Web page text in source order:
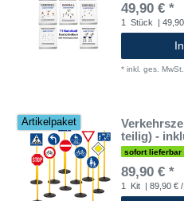
49,90 € *
1 Stück |
* inkl. ges. MwSt.
Artikelpaket
teilig) -
sofort lieferbar
89,90 € *
1 Kit | 89,90 €